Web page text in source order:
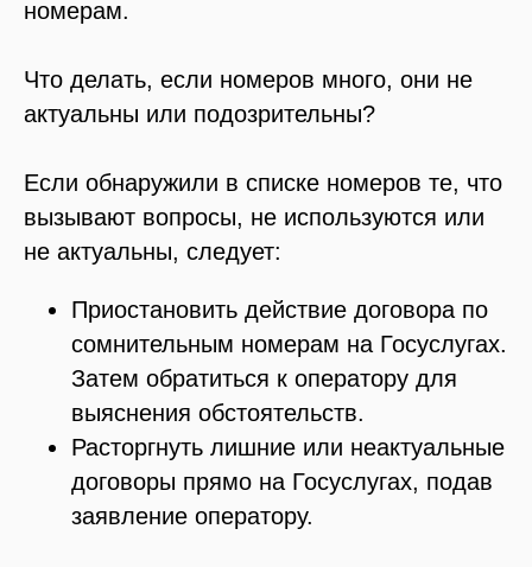
номерам.
Что делать, если номеров много, они не
актуальны или подозрительны?
Если обнаружили в списке номеров те, что
вызывают вопросы, не используются или
не актуальны, следует:
Приостановить действие договора по
сомнительным номерам на Госуслугах.
Затем обратиться к оператору для
выяснения обстоятельств.
Расторгнуть лишние или неактуальные
договоры прямо на Госуслугах, подав
заявление оператору.